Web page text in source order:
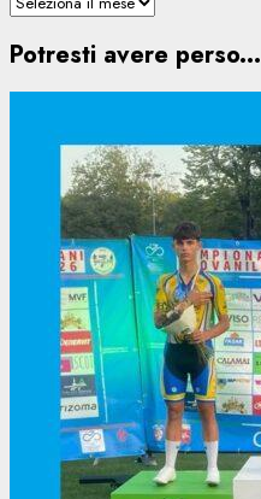
Potresti avere perso...